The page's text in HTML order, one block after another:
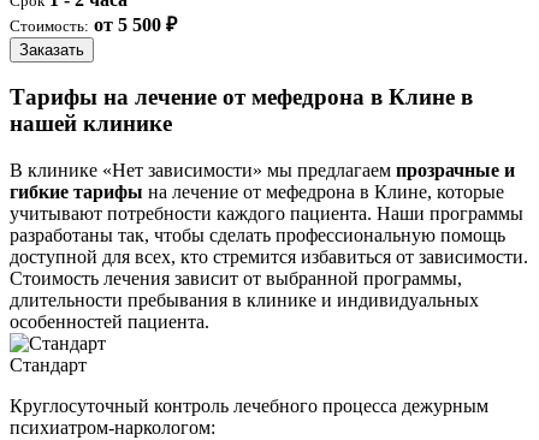
Стоимость: от 5 500 ₽
Заказать
Тарифы на лечение от мефедрона в Клине в
нашей клинике
В клинике «Нет зависимости» мы предлагаем прозрачные и
гибкие тарифы на лечение от мефедрона в Клине, которые
учитывают потребности каждого пациента. Наши программы
разработаны так, чтобы сделать профессиональную помощь
доступной для всех, кто стремится избавиться от зависимости.
Стоимость лечения зависит от выбранной программы,
длительности пребывания в клинике и индивидуальных
особенностей пациента.
Стандарт
Круглосуточный контроль лечебного процесса дежурным
психиатром-наркологом: